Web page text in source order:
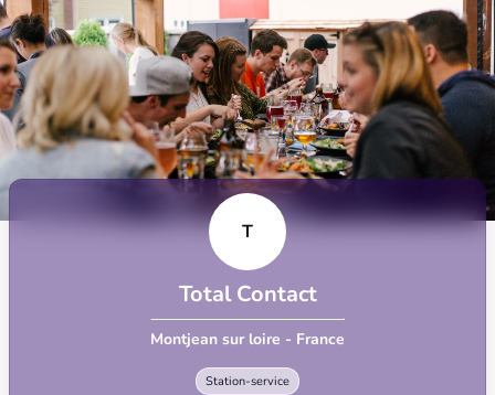
T
Total Contact
Montjean sur loire - France
Station-service